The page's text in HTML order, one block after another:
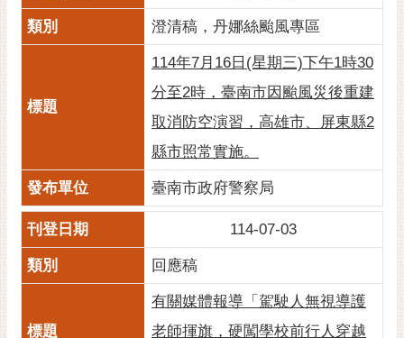
澄清稿，丹娜絲颱風專區
114年7月16日(星期三)下午1時30
分至2時，臺南市因颱風災後重建
取消防空演習，高雄市、屏東縣2
縣市照常實施。
臺南市政府警察局
114-07-03
回應稿
有關媒體報導「駕駛人無視導護
老師揮旗，硬闖學校前行人穿越